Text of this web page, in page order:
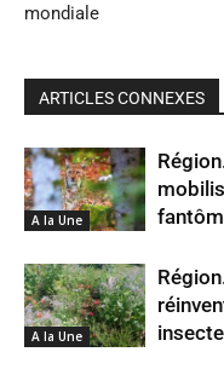
mondiale
ARTICLES CONNEXES
A la Une
A la Une